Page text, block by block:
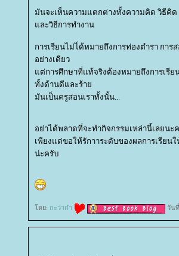
มันจะเห็นความแตกต่างทั้งความคิด วิธีคิด
ละวิธีการทำงาน
การเรียนไม่ไ่ด้หมายถึงการท่องตำรา การ
อย่างเดียว
ต่การศึกษาที่แท้จริงต้องหมายถึงการเรีย
ทั้งด้านดีและร้า
มันเป็นครูสอนเราทั้งนั้น...
อย่าได้พลาดที่จะทำกิจกรรมเหล่านี้เลยนะ
เพียงแต่ขอให้รักาาระดับของผลการเรีย
น่ะครับ
ดย: กะว่าก๋า วัน